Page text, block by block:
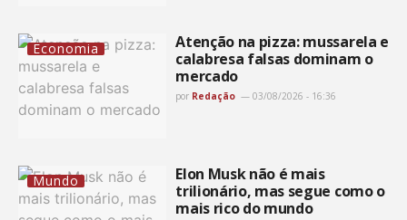
Economia
Atenção na pizza: mussarela e
calabresa falsas dominam o
mercado
por Redação 03/08/2026 - 16:36
Mundo
Elon Musk não é mais
trilionário, mas segue como o
mais rico do mundo